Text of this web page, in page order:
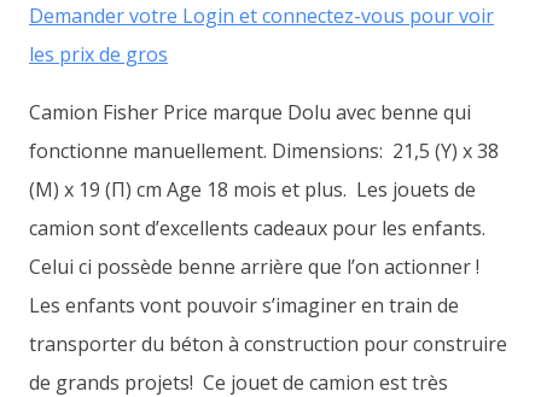
Demander votre Login et connectez-vous pour voir
les prix de gros
Camion Fisher Price marque Dolu avec benne qui
fonctionne manuellement. Dimensions: 21,5 (Υ) x 38
(Μ) x 19 (Π) cm Age 18 mois et plus. Les jouets de
camion sont d’excellents cadeaux pour les enfants.
Celui ci possède benne arrière que l’on actionner !
Les enfants vont pouvoir s’imaginer en train de
transporter du béton à construction pour construire
de grands projets! Ce jouet de camion est très